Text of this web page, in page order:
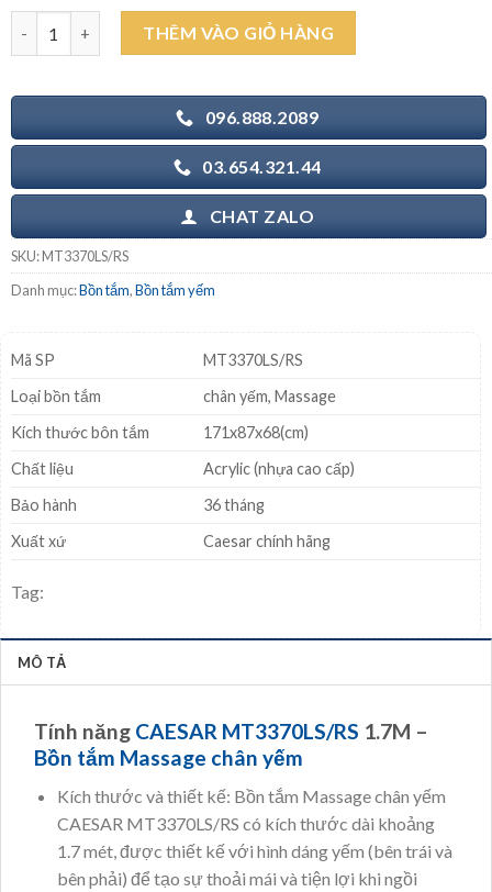
là:
42.614.000₫.
tại
là:
30.384.000₫.
CAESAR MT3370LS/RS 1.7M - Bồn tắm Massage chân yếm số
THÊM VÀO GIỎ HÀNG
096.888.2089
03.654.321.44
CHAT ZALO
SKU:MT3370LS/RS
Danh mục:Bồn tắm,Bồn tắm yếm
Mã SP
MT3370LS/RS
Loại bồn tắm
chân yếm, Massage
Kích thước bôn tắm
171x87x68(cm)
Chất liệu
Acrylic (nhựa cao cấp)
Bảo hành
36 tháng
Xuất xứ
Caesar chính hãng
Tag:
MÔ TẢ
Tính năng CAESAR MT3370LS/RS 1.7M –
Bồn tắm Massage chân yếm
Kích thước và thiết kế: Bồn tắm Massage chân yếm
CAESAR MT3370LS/RS có kích thước dài khoảng
1.7 mét, được thiết kế với hình dáng yếm (bên trái và
bên phải) để tạo sự thoải mái và tiện lợi khi ngồi